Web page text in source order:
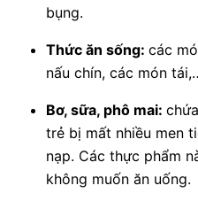
bụng.
Thức ăn sống: các
nấu chín, các món
Bơ, sữa, phô mai:
trẻ bị mất nhiều men
nạp. Các thực phẩm
không muốn ăn uống.